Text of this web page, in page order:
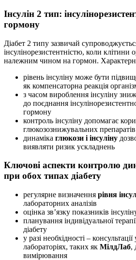
Інсулін 2 тип:
гормону
Діабет 2 типу зазвичай
інсулінорезистентністю, коли клітини
належним чином на гормон.
рівень інсуліну може бути
як компенсаторна реакція
з часом вироблення інсуліну
до поєднання
гормону
контроль інсуліну допомагає
глюкозознижувальних
динаміка глюкози і інсуліну
виявляти ризик ускладнень
Ключові аспекти контролю
при обох типах діабету
регулярне визначення рівня
лабораторних аналізів
оцінка зв’язку показників
планування індивідуальної
діабету
у разі необхідності –
лабораторіях, таких як МілдЛаб,
вимірювання